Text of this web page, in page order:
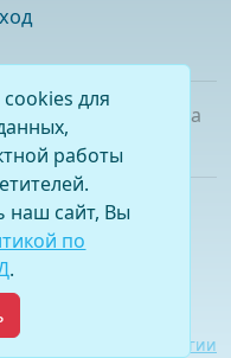
городского округа
Саянск»
гиперссылка на
Виртуальные технологии
для
работы
наш сайт, Вы
по
.